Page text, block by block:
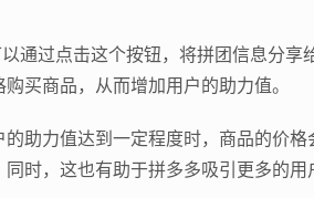
通过点击这个按钮，将拼团信息分
买商品，从而增加用户的助力值。
助力值达到一定程度时，商品的价
时，这也有助于拼多多吸引更多的用